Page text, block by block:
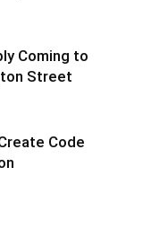
Coming to
Street
Code